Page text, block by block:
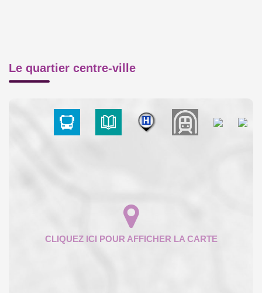
Le quartier centre-ville